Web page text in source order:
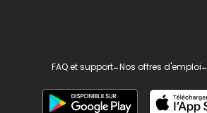
FAQ et support-Nos offres d'emploi-